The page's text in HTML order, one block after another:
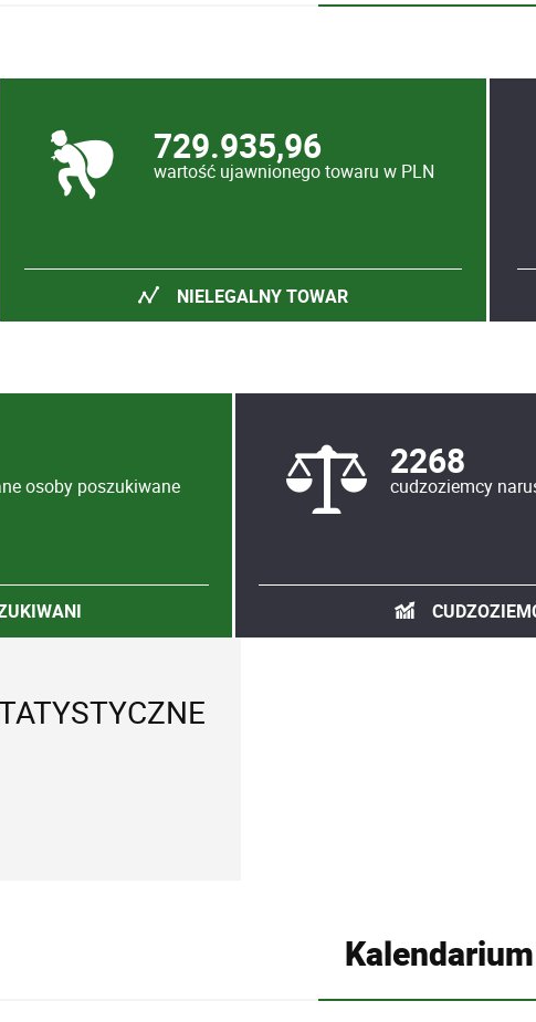
NIELEGALNY TOWAR
729.935,96
wartość ujawnionego towaru w PLN
osoby poszukiwane
2268
cudzoziemcy
Kalendarium